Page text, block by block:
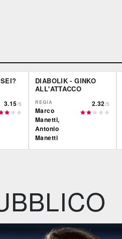
3.15/5
DIABOLIK - GINKO
ALL'ATTACCO
REGIA
Marco
Manetti,
Antonio
Manetti
2.32/5